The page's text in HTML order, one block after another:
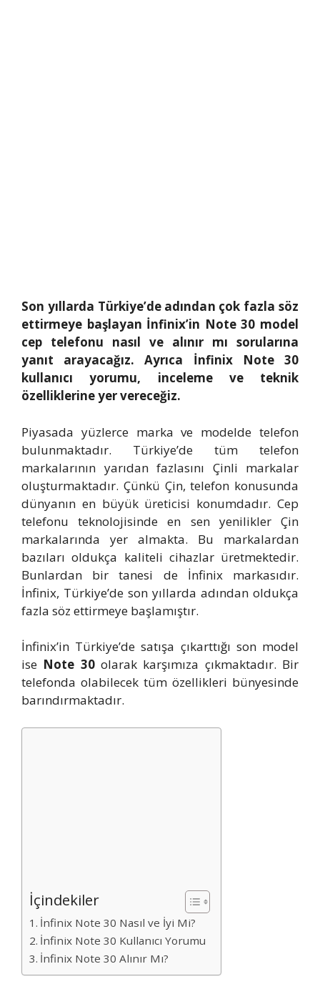
Son yıllarda Türkiye’de adından çok fazla söz
ettirmeye başlayan İnfinix’in Note 30 model
cep telefonu nasıl ve alınır mı sorularına
yanıt arayacağız. Ayrıca İnfinix Note 30
kullanıcı yorumu, inceleme ve teknik
özelliklerine yer vereceğiz.
Piyasada yüzlerce marka ve modelde telefon
bulunmaktadır. Türkiye’de tüm telefon
markalarının yarıdan fazlasını Çinli markalar
oluşturmaktadır. Çünkü Çin, telefon konusunda
dünyanın en büyük üreticisi konumdadır. Cep
telefonu teknolojisinde en sen yenilikler Çin
markalarında yer almakta. Bu markalardan
bazıları oldukça kaliteli cihazlar üretmektedir.
Bunlardan bir tanesi de İnfinix markasıdır.
İnfinix, Türkiye’de son yıllarda adından oldukça
fazla söz ettirmeye başlamıştır.
İnfinix’in Türkiye’de satışa çıkarttığı son model
ise Note 30olarak karşımıza çıkmaktadır. Bir
telefonda olabilecek tüm özellikleri bünyesinde
barındırmaktadır.
İçindekiler
İnfinix Note 30 Nasıl ve İyi Mi?
İnfinix Note 30 Kullanıcı Yorumu
İnfinix Note 30 Alınır Mı?